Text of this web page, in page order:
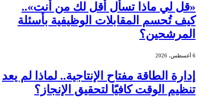
«قل لي ماذا تسأل أقل لك من أنت»..
كيف تُحسم المقابلات الوظيفية بأسئلة
المرشحين؟
6 أغسطس، 2026
إدارة الطاقة مفتاح الإنتاجية.. لماذا لم يعد
تنظيم الوقت كافيًا لتحقيق الإنجاز؟